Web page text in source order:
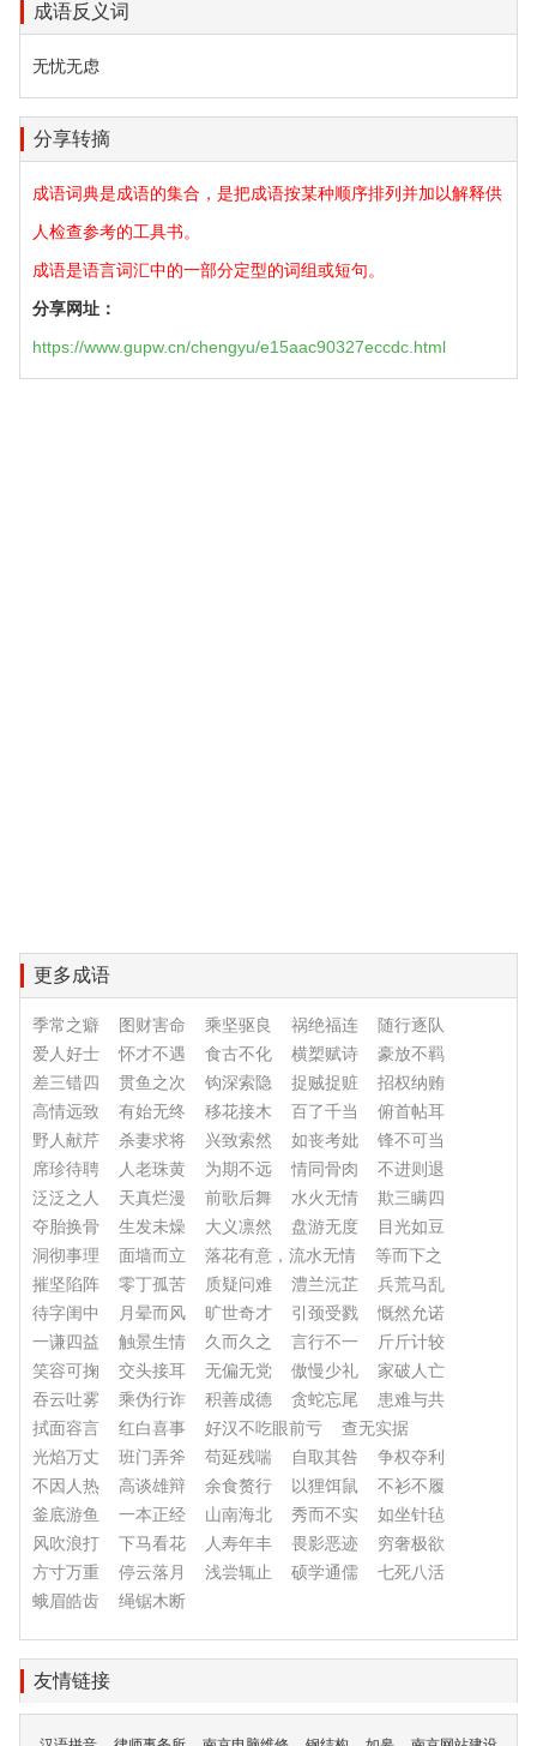
成语反义词
无忧无虑
分享转摘
成语词典是成语的集合，是把成语按某种顺序排列并加以解释供
人检查参考的工具书。
成语是语言词汇中的一部分定型的词组或短句。
分享网址：
https://www.gupw.cn/chengyu/e15aac90327eccdc.html
更多成语
季常之癖 图财害命 乘坚驱良 祸绝福连
随行逐队
爱人好士
怀才不遇 食古不化 横槊赋诗
豪放不羁
差三错四
贯鱼之次 钩深索隐 捉贼捉赃
招权纳贿
高情远致
有始无终 移花接木 百了千当
俯首帖耳
野人献芹
杀妻求将 兴致索然 如丧考妣
锋不可当
席珍待聘
人老珠黄 为期不远 情同骨肉
不进则退
泛泛之人
天真烂漫 前歌后舞 水火无情
欺三瞒四
夺胎换骨
生发未燥 大义凛然 盘游无度
目光如豆
洞彻事理
面墙而立 落花有意，流水无情
等而下之
摧坚陷阵
零丁孤苦 质疑问难 澧兰沅芷
兵荒马乱
待字闺中
月晕而风 旷世奇才 引颈受戮
慨然允诺
一谦四益
触景生情 久而久之 言行不一
斤斤计较
笑容可掬
交头接耳 无偏无党 傲慢少礼
家破人亡
吞云吐雾
乘伪行诈 积善成德 贪蛇忘尾
患难与共
拭面容言
红白喜事 好汉不吃眼前亏
查无实据
光焰万丈
班门弄斧 苟延残喘 自取其咎
争权夺利
不因人热
高谈雄辩 余食赘行 以狸饵鼠
不衫不履
釜底游鱼
一本正经 山南海北 秀而不实
如坐针毡
风吹浪打
下马看花 人寿年丰 畏影恶迹
穷奢极欲
方寸万重
停云落月 浅尝辄止 硕学通儒
七死八活
蛾眉皓齿
绳锯木断
友情链接